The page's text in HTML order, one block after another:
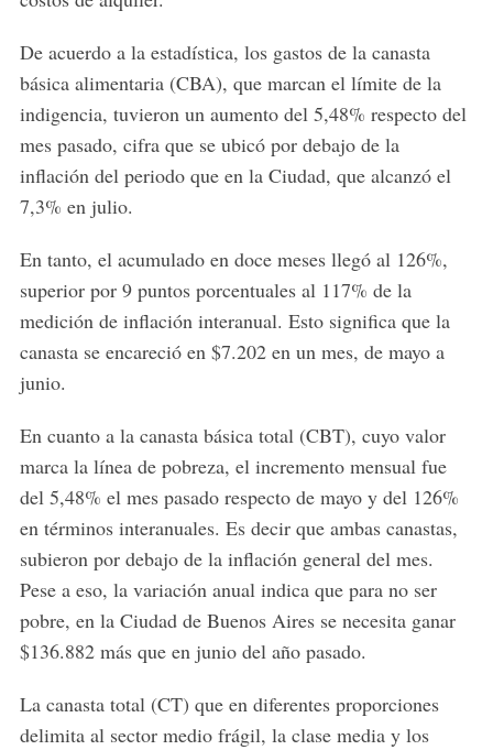
De acuerdo a la estadística, los gastos de la canasta
básica alimentaria (CBA), que marcan el límite de la
indigencia, tuvieron un aumento del 5,48% respecto del
mes pasado, cifra que se ubicó por debajo de la
inflación del periodo que en la Ciudad, que alcanzó el
7,3% en julio.
En tanto, el acumulado en doce meses llegó al 126%,
superior por 9 puntos porcentuales al 117% de la
medición de inflación interanual. Esto significa que la
canasta se encareció en $7.202 en un mes, de mayo a
junio.
En cuanto a la canasta básica total (CBT), cuyo valor
marca la línea de pobreza, el incremento mensual fue
del 5,48% el mes pasado respecto de mayo y del 126%
en términos interanuales. Es decir que ambas canastas,
subieron por debajo de la inflación general del mes.
Pese a eso, la variación anual indica que para no ser
pobre, en la Ciudad de Buenos Aires se necesita ganar
$136.882 más que en junio del año pasado.
La canasta total (CT) que en diferentes proporciones
delimita al sector medio frágil, la clase media y los